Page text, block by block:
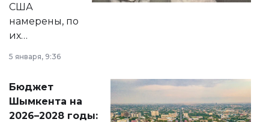
США
намерены, по
их
принести
народу
Венесуэлы.
5 января, 9:36
Бюджет
Шымкента на
2026–2028 годы: